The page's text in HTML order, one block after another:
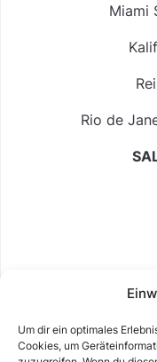
Um dir ein optimales
Cookies, um
Miami
Rio de